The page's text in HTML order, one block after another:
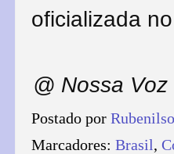
oficializada
@ Nossa
Postado por
Marcadores: Brasil,